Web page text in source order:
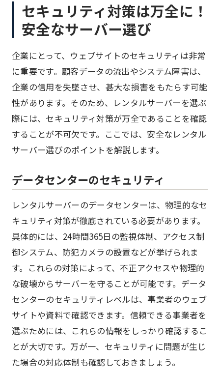
セキュリティ対策は万全に！
安全なサーバー選び
企業にとって、ウェブサイトのセキュリティは非常
に重要です。顧客データの流出やシステム障害は、
企業の信用を失墜させ、甚大な損害をもたらす可能
性があります。そのため、レンタルサーバーを選ぶ
際には、セキュリティ対策が万全であることを確認
することが不可欠です。ここでは、安全なレンタル
サーバー選びのポイントを解説します。
データセンターのセキュリティ
レンタルサーバーのデータセンターは、物理的なセ
キュリティ対策が徹底されている必要があります。
具体的には、24時間365日の監視体制、アクセス制
御システム、防犯カメラの設置などが挙げられま
す。これらの対策によって、不正アクセスや物理的
な破壊からサーバーを守ることが可能です。データ
センターのセキュリティレベルは、事業者のウェブ
サイトや資料で確認できます。信頼できる事業者を
選ぶためには、これらの情報をしっかり確認するこ
とが大切です。万が一、セキュリティに問題が生じ
た場合の対応体制も確認しておきましょう。